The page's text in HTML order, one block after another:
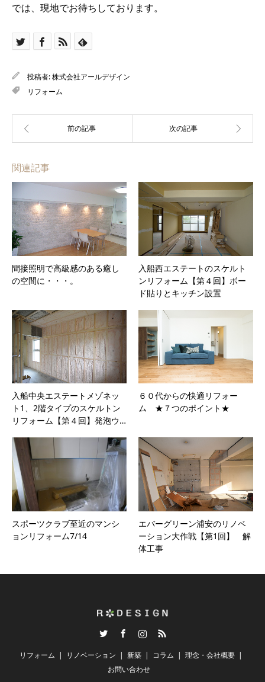
では、現地でお待ちしております。
投稿者:株式会社アールデザイン
リフォーム
関連記事
間接照明で高級感のある癒し
の空間に・・・。
入船西エステートのスケルト
ンリフォーム【第４回】ボー
ド貼りとキッチン設置
入船中央エステートメゾネッ
ト1、2階タイプのスケルトン
リフォーム【第４回】発泡ウ…
６０代からの快適リフォー
ム ★７つのポイント★
スポーツクラブ至近のマンシ
ョンリフォーム7/14
エバーグリーン浦安のリノベ
ーション大作戦【第1回】 解
体工事
InstagramRSS
リフォーム リノベーション 新築 コラム
理念・会社概要
お問い合わせ